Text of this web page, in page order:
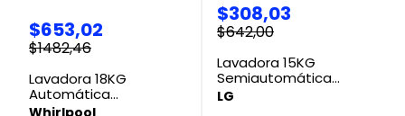
$653,02
$1482,46
Lavadora 18KG
Automática
7MWTW1805EM
$308,03
$642,00
Lavadora 15KG
Semiautomática
WP15WAR LG
LG